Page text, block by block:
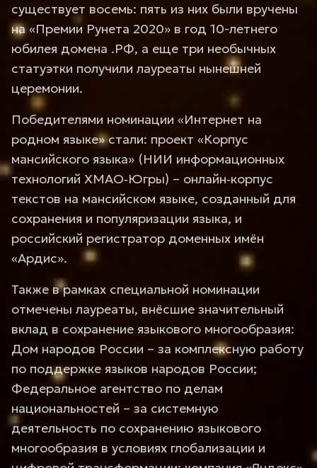
существует восемь: пять из них были вручены
на «Премии Рунета 2020» в год 10-летнего
юбилея домена .РФ, а еще три необычных
статуэтки получили лауреаты нынешней
церемонии.
Победителями номинации «Интернет на
родном языке» стали: проект «Корпус
мансийского языка» (НИИ информационных
технологий ХМАО‑Югры) – онлайн‑корпус
текстов на мансийском языке, созданный для
сохранения и популяризации языка, и
российский регистратор доменных имён
«Ардис».
Также в рамках специальной номинации
отмечены лауреаты, внёсшие значительный
вклад в сохранение языкового многообразия:
Дом народов России – за комплексную работу
по поддержке языков народов России;
Федеральное агентство по делам
национальностей – за системную
деятельность по сохранению языкового
многообразия в условиях глобализации и